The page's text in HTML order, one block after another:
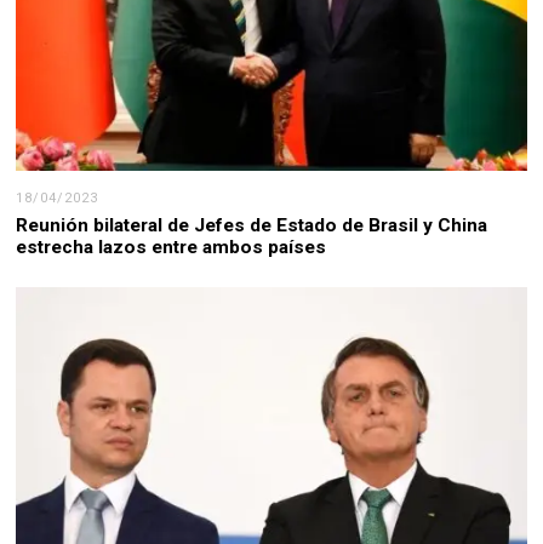
18/04/2023
Reunión bilateral de Jefes de Estado de Brasil y China
estrecha lazos entre ambos países